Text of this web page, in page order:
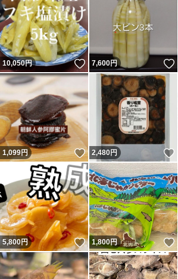
10,050円 いいね！
7,600円
1,099円 いいね！
2,480円
5,800円 いいね！
1,800円